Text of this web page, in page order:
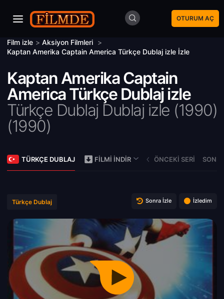
OTURUM AÇ
Film izle > Aksiyon Filmleri >
Kaptan Amerika Captain America Türkçe Dublaj izle İzle
Kaptan Amerika Captain
America Türkçe Dublaj izle
Türkçe Dublaj Dublaj izle (1990)
(1990)
TÜRKÇE DUBLAJ FILMI İNDIR ÖNCEKI SERI
Türkçe Dublaj Sonra İzle İzledim